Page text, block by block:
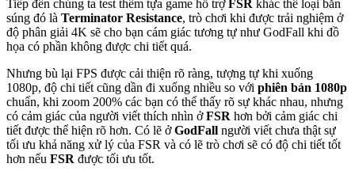
Tiếp đến chúng ta test thêm tựa game hỗ trợFSR khác thể loại bắn
súng đó là Terminator Resistance, trò chơi khi được trải nghiệm ở
độ phân giải 4K sẽ cho bạn cám giác tương tự như GodFall khi đồ
họa có phần không được chi tiết quá.
Nhưng bù lại FPS được cải thiện rõ ràng, tượng tự khi xuống
1080p, độ chi tiết cũng dần đi xuống nhiều so với phiên bản 1080p
chuẩn, khi zoom 200% các bạn có thể thấy rõ sự khác nhau, nhưng
có cảm giác của người viết thích nhìn ởFSR hơn bởi cảm giác chi
tiết được thể hiện rõ hơn. Có lẽ ởGodFall người viết chưa thật sự
tối ưu khả năng xử lý của FSR và có lẽ trò chơi sẽ có độ chi tiết tốt
hơn nếu FSR được tối ưu tốt.